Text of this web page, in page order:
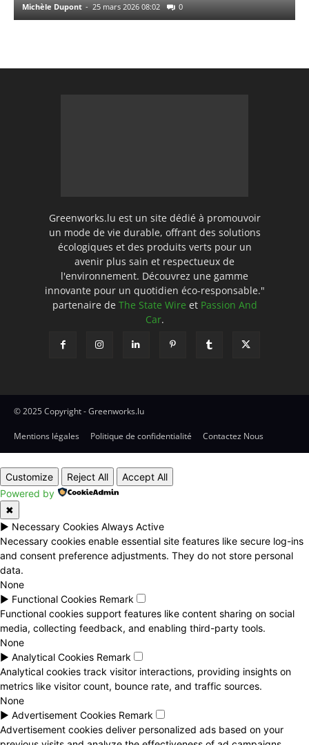
Michèle Dupont - 25 mars 2026 08:02 0
Greenworks.lu est un site dédié à promouvoir
un mode de vie durable, offrant des solutions
écologiques et des produits verts pour un
avenir plus sain et respectueux de
l'environnement. Découvrez une gamme
innovante pour un quotidien éco-responsable."
partenaire de The State Wire et Passion And
Car.
© 2025 Copyright - Greenworks.lu
Mentions légales Politique de confidentialité Contactez Nous
Customize Reject All
Accept All
Powered by
✖
► Necessary Cookies Always Active
Necessary cookies enable essential site features like secure log-ins
and consent preference adjustments. They do not store personal
data.
None
► Functional Cookies Remark
Functional cookies support features like content sharing on social
media, collecting feedback, and enabling third-party tools.
None
► Analytical Cookies Remark
Analytical cookies track visitor interactions, providing insights on
metrics like visitor count, bounce rate, and traffic sources.
None
► Advertisement Cookies Remark
Advertisement cookies deliver personalized ads based on your